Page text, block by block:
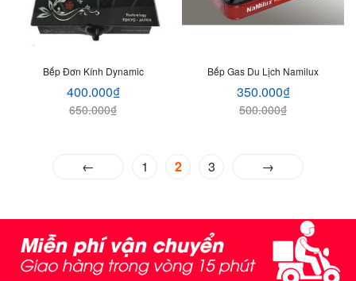
Bếp Đơn Kính Dynamic
650.000₫
400.000₫
Bếp Gas Du Lịch Namilux
500.000₫
350.000₫
← 1 2 3 →